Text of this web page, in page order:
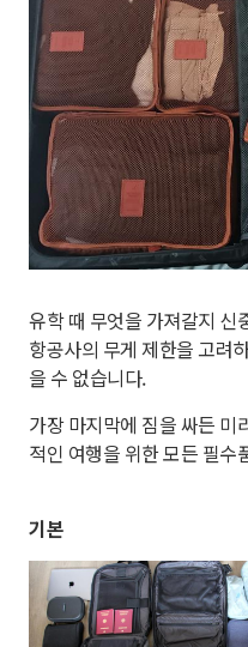
유학 때 무엇을 가져갈지 신
항공사의 무게 제한을 고려
을 수 없습니다.
가장 마지막에 짐을 싸든 미
적인 여행을 위한 모든 필수
기본